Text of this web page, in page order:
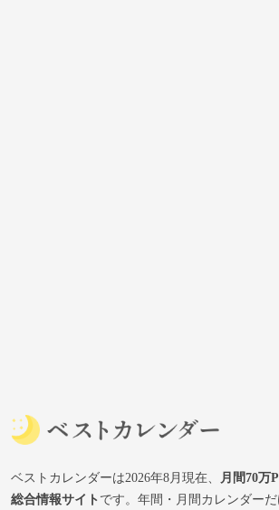
ベストカレンダーは2026年8月現在、
月間70万
総合情報サイトです。年間・月間カレンダー